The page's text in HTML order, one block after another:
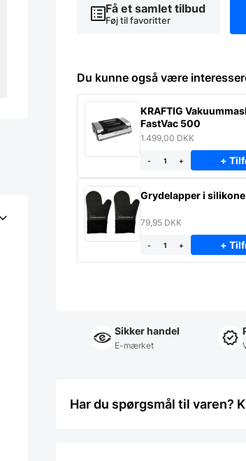
størrelser
antal
Få et samlet tilbud
Føj til favoritter
Du kunne også være
KRAFTIG
FastVac 500
1.499,00 DKK
- + +
Grydelapper i silikone
79,95 DKK
- + +
Sikker handel
E-mærket
Har du spørgsmål til varen?